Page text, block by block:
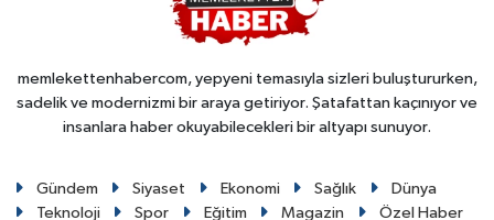
memlekettenhabercom, yepyeni temasıyla sizleri buluştururken,
sadelik ve modernizmi bir araya getiriyor. Şatafattan kaçınıyor ve
insanlara haber okuyabilecekleri bir altyapı sunuyor.
Gündem Siyaset Ekonomi Sağlık
Dünya
Teknoloji
Spor Eğitim Magazin Özel Haber